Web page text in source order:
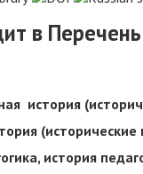
в
история
(исторические
история